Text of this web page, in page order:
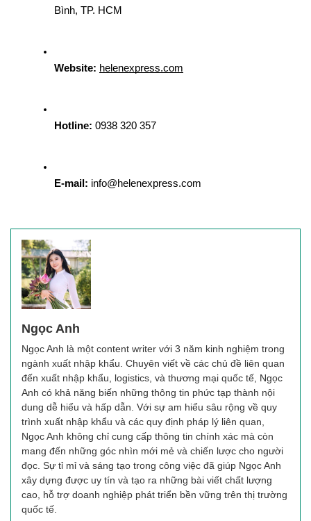
Bình, TP. HCM
Website: helenexpress.com
Hotline: 0938 320 357
E-mail: info@helenexpress.com
Ngọc Anh
Ngọc Anh là một content writer với 3 năm kinh nghiệm trong
ngành xuất nhập khẩu. Chuyên viết về các chủ đề liên quan
đến xuất nhập khẩu, logistics, và thương mại quốc tế, Ngọc
Anh có khả năng biến những thông tin phức tạp thành nội
dung dễ hiểu và hấp dẫn. Với sự am hiểu sâu rộng về quy
trình xuất nhập khẩu và các quy định pháp lý liên quan,
Ngọc Anh không chỉ cung cấp thông tin chính xác mà còn
mang đến những góc nhìn mới mẻ và chiến lược cho người
đọc. Sự tỉ mỉ và sáng tạo trong công việc đã giúp Ngọc Anh
xây dựng được uy tín và tạo ra những bài viết chất lượng
cao, hỗ trợ doanh nghiệp phát triển bền vững trên thị trường
quốc tế.